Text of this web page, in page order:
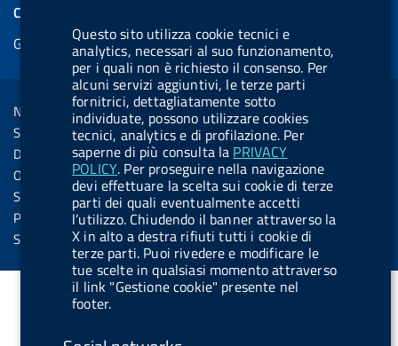
Questo sito utilizza cookie tecnici e
analytics, necessari al suo funzionamento,
per i quali non è richiesto il consenso. Per
alcuni servizi aggiuntivi, le terze parti
fornitrici, dettagliatamente sotto
individuate, possono utilizzare cookies
tecnici, analytics e di profilazione. Per
saperne di più consulta la PRIVACY
POLICY. Per proseguire nella navigazione
devi effettuare la scelta sui cookie di terze
parti dei quali eventualmente accetti
l’utilizzo. Chiudendo il banner attraverso la
X in alto a destra rifiuti tutti i cookie di
terze parti. Puoi rivedere e modificare le
tue scelte in qualsiasi momento attraverso
il link "Gestione cookie" presente nel
footer.
.
b
u
t
t
o
n
.
i
n
s
t
k
y
b
e
.
b
u
t
t
o
n
.
s
p
o
COOKIES
Gestione cookie
Sezione Link Utili
Note legali
Social Media Policy
Dichiarazione di accessibilità
Obiettivi di accessibilità
Statistiche sito
Privacy
Servizi Online